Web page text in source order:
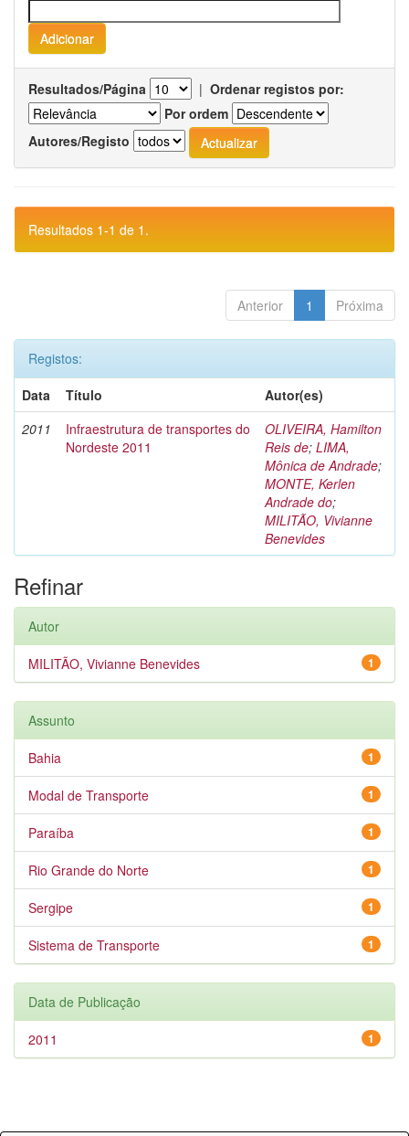
Resultados/Página | Ordenar registos por:
Por ordem
Autores/Registo
Resultados 1-1 de 1.
Anterior 1 Próxima
Registos:
Data
Título
Autor(es)
2011
Infraestrutura de transportes do
Nordeste 2011
OLIVEIRA, Hamilton
Reis de; LIMA,
Mônica de Andrade;
MONTE, Kerlen
Andrade do;
MILITÃO, Vivianne
Benevides
Refinar
Autor
1
MILITÃO, Vivianne Benevides
Assunto
1
Bahia
1
Modal de Transporte
1
Paraíba
1
Rio Grande do Norte
1
Sergipe
1
Sistema de Transporte
Data de Publicação
1
2011